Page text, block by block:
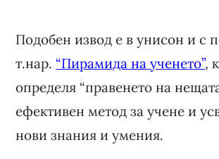
Подобен извод е в унисон и с
т.нар. “Пирамида на ученето”,
определя “правенето на
ефективен метод за учене и
нови знания и умения.